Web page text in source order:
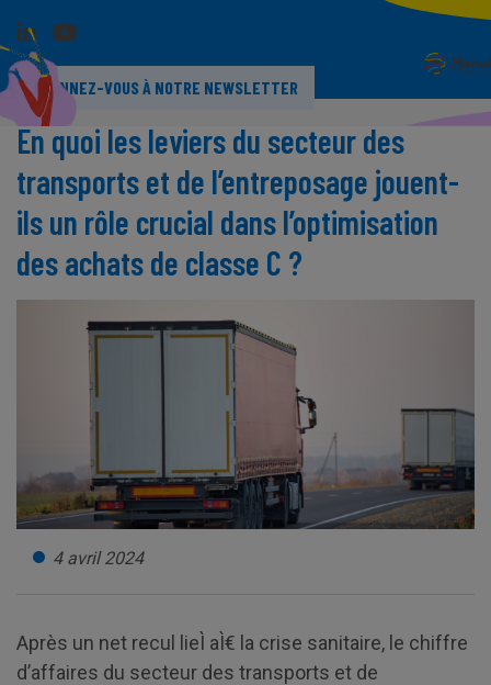
ABONNEZ-VOUS À NOTRE NEWSLETTER
En quoi les leviers du secteur des
transports et de l’entreposage jouent-
ils un rôle crucial dans l’optimisation
des achats de classe C ?
4 avril 2024
Après un net recul lieÌ aÌ€ la crise sanitaire, le chiffre
d’affaires du secteur des transports et de